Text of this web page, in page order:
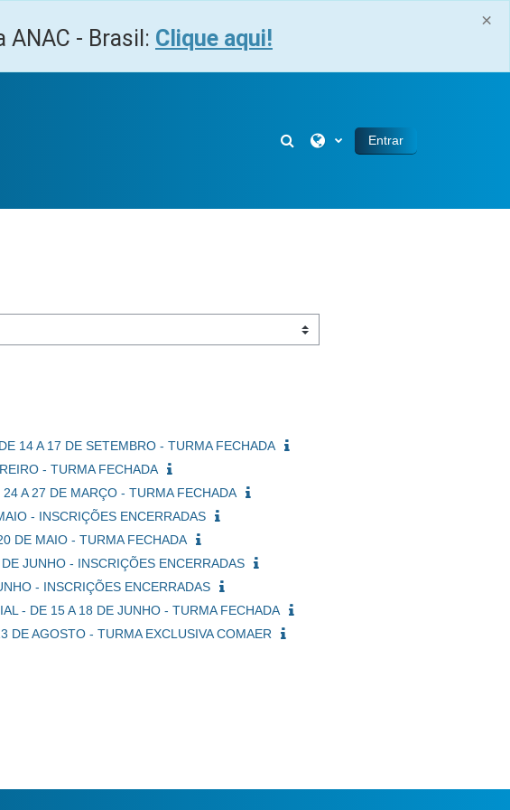
×
- Brasil: Clique aqui!
Alternar entrada de pesquisa
Entrar
14 A 17 DE SETEMBRO - TURMA FECHADA
- TURMA FECHADA
A 27 DE MARÇO - TURMA FECHADA
- INSCRIÇÕES ENCERRADAS
DE MAIO - TURMA FECHADA
JUNHO - INSCRIÇÕES ENCERRADAS
- INSCRIÇÕES ENCERRADAS
- DE 15 A 18 DE JUNHO - TURMA FECHADA
AGOSTO - TURMA EXCLUSIVA COMAER